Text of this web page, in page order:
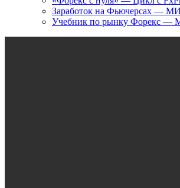
Заработок на Фьючерсах —
Учебник по рынку Форекс